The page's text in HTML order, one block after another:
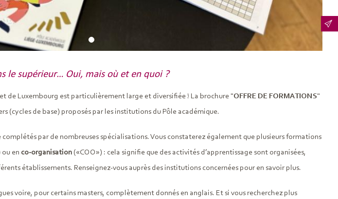
le supérieur… Oui, mais où et en quoi ?
de Luxembourg est particulièrement large et diversifiée ! La brochure "OFFRE DE FORMATIONS"
(cycles de base) proposés par les institutions du Pôle académique.
par de nombreuses spécialisations. Vous constaterez également que plusieurs formations
en co-organisation(«COO») : cela signifie que des activités d’apprentissage sont organisées,
établissements. Renseignez-vous auprès des institutions concernées pour en savoir plus.
voire, pour certains masters, complètement donnés en anglais. Et si vous recherchez plus